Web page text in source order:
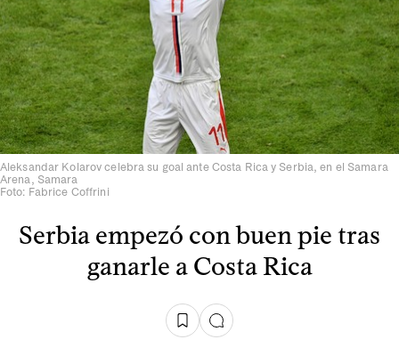
Aleksandar Kolarov celebra su goal ante Costa Rica y Serbia, en el Samara
Arena, Samara
Foto: Fabrice Coffrini
Serbia empezó con buen pie tras
ganarle a Costa Rica